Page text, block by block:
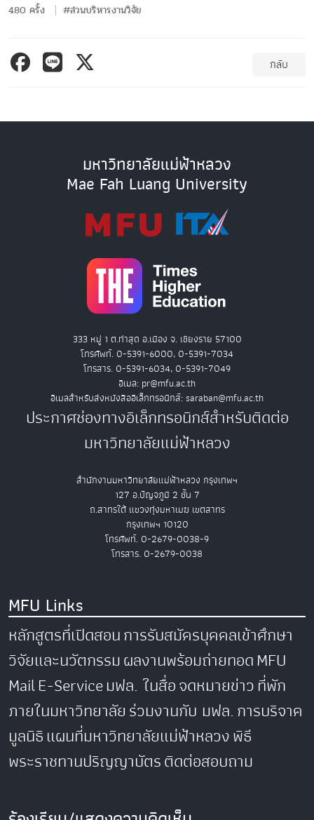
480 ครั้ง
#ส่วนบริหารงานวิจัย
กลับ
มหาวิทยาลัยแม่ฟ้าหลวง
Mae Fah Luang University
333 หมู่ 1 ต.ท่าสุด อ.เมือง จ. เชียงราย 57100
โทรศัพท์. 0-5391-6000, 0-5391-7034
โทรสาร. 0-5391-6034, 0-5391-7049
อีเมล: pr@mfu.ac.th
อีเมลสำหรับส่งหนังสืออิเล็กทรอนิกส์: saraban@mfu.ac.th
ประกาศช่องทางอิเล็กทรอนิกส์สำหรับติดต่อ
มหาวิทยาลัยแม่ฟ้าหลวง
สำนักงานมหาวิทยาลัยแม่ฟ้าหลวง กรุงเทพฯ
127 อ.ปัญจภูมิ 2 ชั้น 7
ถ.สาทรใต้ แขวงทุ่งมหาเมฆ เขตสาทร
กรุงเทพฯ 10120
โทรศัพท์. 0-2679-0038-9
โทรสาร. 0-2679-0038
MFU Links
หลักสูตรที่เปิดสอนการรับสมัครบุคคลเข้าศึกษา
วิจัยและนวัตกรรมผลงานพร้อมถ่ายทอดMFU
MailE-Serviceมฟล. ในสื่อจดหมายข่าวที่พัก
ภายในมหาวิทยาลัยร่วมงานกับ มฟล.การบริจาค
มูลนิธิแผนที่มหาวิทยาลัยแม่ฟ้าหลวงพิธี
พระราชทานปริญญาบัตรติดต่อสอบถาม